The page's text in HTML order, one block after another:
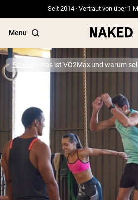
Seit 2014 · Vertraut von über 1
Menu
Beliebte Suchbegriffe
”Protein Powder“
”Overnight Oats“
”Vegan protein“
”Collagen“
”Micellar Casein“
Fitness Was ist VO2Max und warum